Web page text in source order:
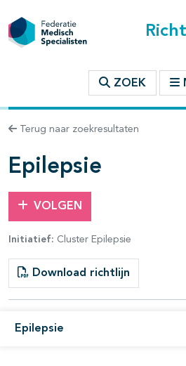
ZOEK
Terug naar zoekresultaten
Epilepsie
VOLGEN
Initiatief: Cluster Epilepsie
Download richtlijn
Epilepsie
binnen deze richtlijn